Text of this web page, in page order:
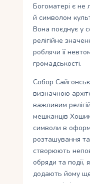
Богоматері є не
й символом
Вона поєднує у
релігійне
роблячи її
громадськостi.
Собор
визначною
важливим
мешканців
символи в
розташування
створюють
обряди та події,
додають йому